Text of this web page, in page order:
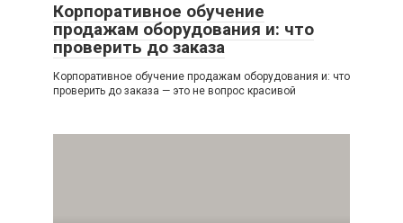
Корпоративное обучение
продажам оборудования и: что
проверить до заказа
Корпоративное обучение продажам оборудования и: что
проверить до заказа — это не вопрос красивой